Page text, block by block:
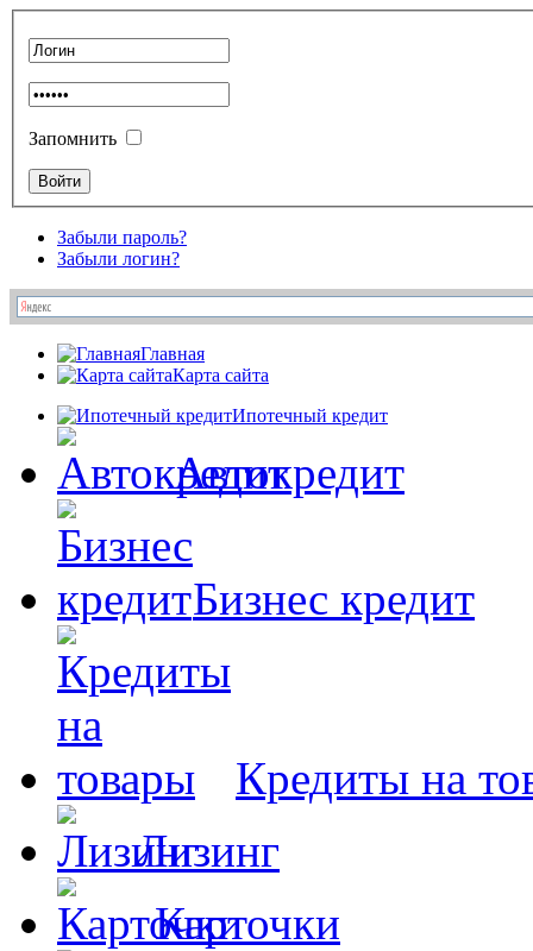
Запомнить
Забыли пароль?
Забыли логин?
Главная
Карта сайта
Ипотечный кредит
Автокредит
Бизнес кредит
Кредиты на
Лизинг
Карточки